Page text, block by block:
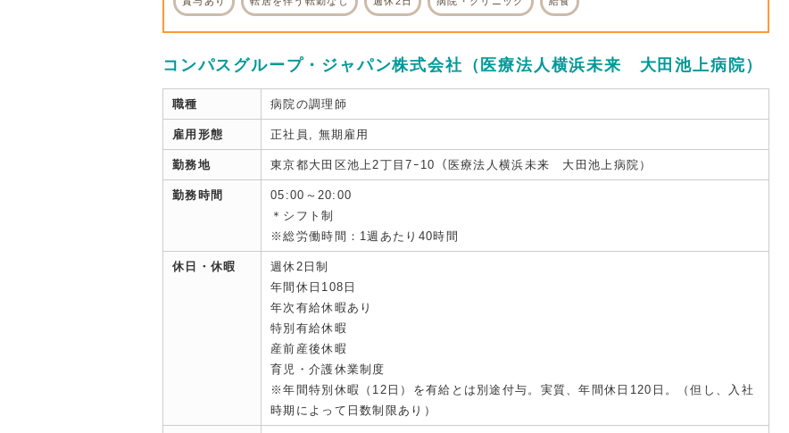
コンパスグループ・ジャパン株式会社（医療法人横浜未来 大田池上病院）
職種 病院の調理師
雇用形態 正社員, 無期雇用
勤務地 東京都大田区池上2丁目7ｰ10（医療法人横浜未来 大田池上病院）
勤務時間
05:00～20:00
＊シフト制
※総労働時間：1週あたり40時間
休日・休暇
週休2日制
年間休日108日
年次有給休暇あり
特別有給休暇
産前産後休暇
育児・介護休業制度
※年間特別休暇（12日）を有給とは別途付与。実質、年間休日120日。（但し、入社
時期によって日数制限あり）